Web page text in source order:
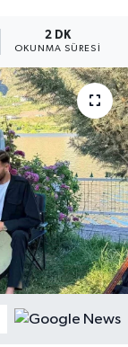
2 DK
OKUNMA SÜRESI